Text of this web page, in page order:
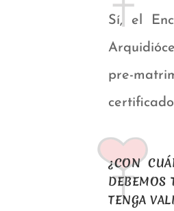
Sí, el
pre-
¿CON
DEBEMOS
TENGA